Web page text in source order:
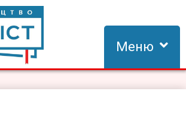
– адаптація та створення видань для
Меню